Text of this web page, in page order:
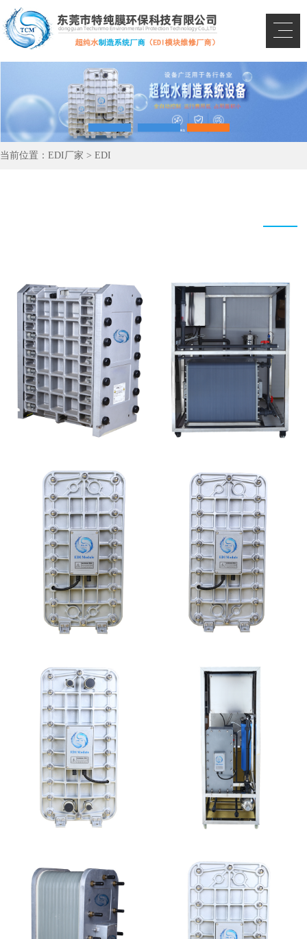
当前位置： EDI厂家 > EDI
GE EDI模块维修
MK-TC500 EDI设备维
修
MK-TC50 EDI模块
MK-TC100 EDI超纯水
处理设备
MK-TC300 EDI超纯水
MK-TC100 EDI设备